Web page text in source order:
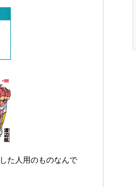
た人用のものなんで